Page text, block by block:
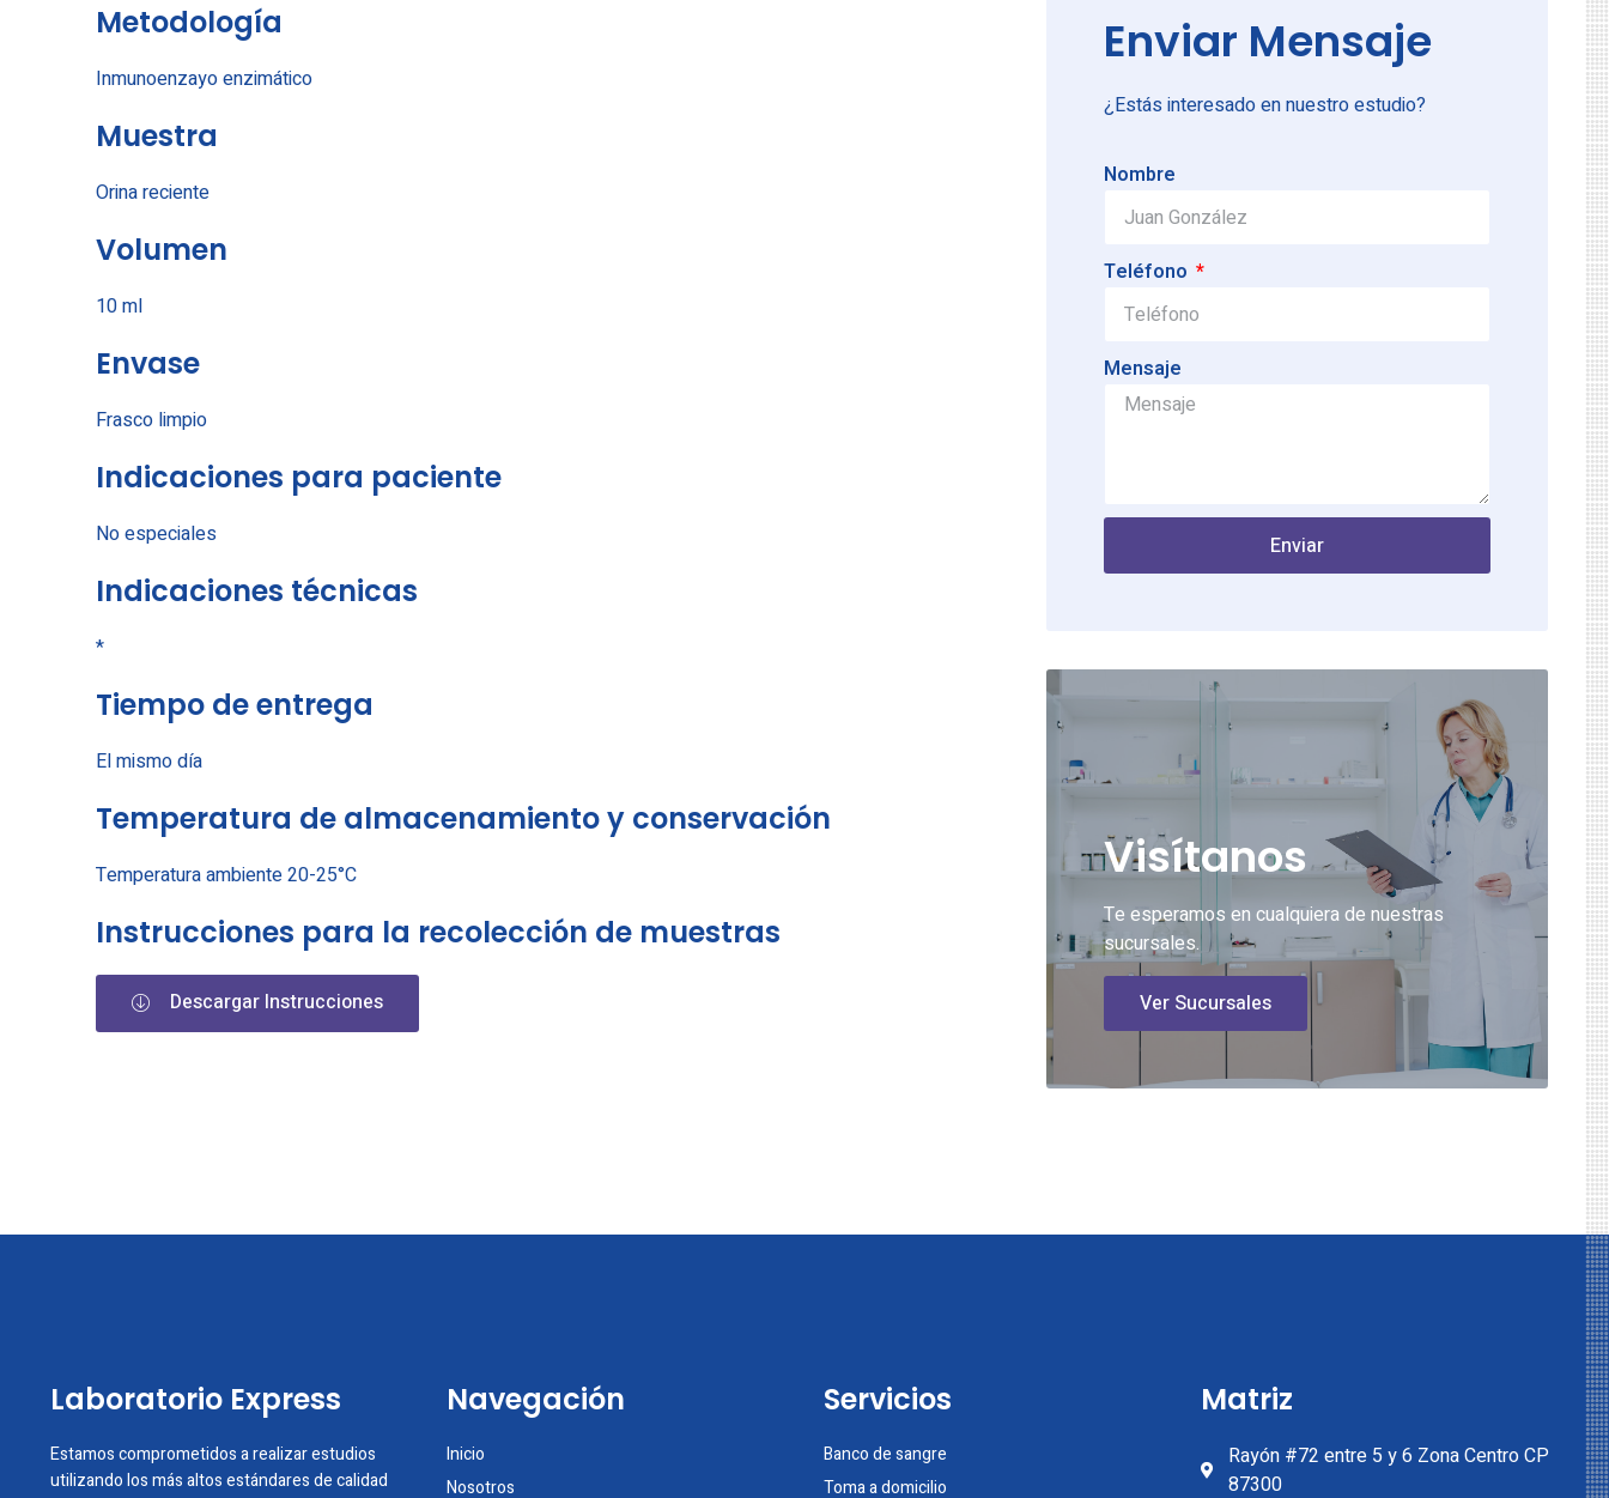
Metodología
Inmunoenzayo enzimático
Muestra
Orina reciente
Volumen
10 ml
Envase
Frasco limpio
Indicaciones para paciente
No especiales
Indicaciones técnicas
*
Tiempo de entrega
El mismo día
Temperatura de almacenamiento y conservación
Temperatura ambiente 20-25°C
Instrucciones para la recolección de muestras
Descargar Instrucciones
Enviar Mensaje
¿Estás interesado en nuestro estudio?
Nombre
Teléfono
Mensaje
Enviar
Visítanos
Te esperamos en cualquiera de nuestras
sucursales.
Ver Sucursales
Laboratorio Express
Estamos comprometidos a realizar estudios
utilizando los más altos estándares de calidad
Navegación
Inicio
Nosotros
Servicios
Banco de sangre
Toma a domicilio
Matriz
Rayón #72 entre 5 y 6 Zona Centro CP
87300